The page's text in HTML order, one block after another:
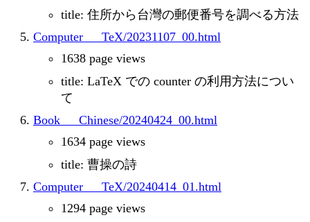
title: 住所から台灣の郵便番号を調べる方法
Computer___TeX/20231107_00.html
1638 page views
title: LaTeX での counter の利用方法につい
て
Book___Chinese/20240424_00.html
1634 page views
title: 曹操の詩
Computer___TeX/20240414_01.html
1294 page views